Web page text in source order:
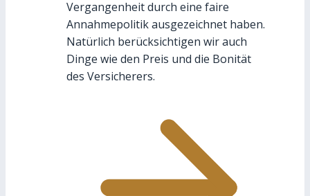
Vergangenheit durch eine faire
Annahmepolitik ausgezeichnet haben.
Natürlich berücksichtigen wir auch
Dinge wie den Preis und die Bonität
des Versicherers.